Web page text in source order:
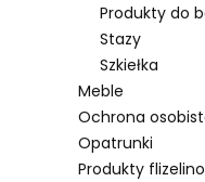
Produkty do
Stazy
Szkiełka
Meble
Ochrona
Opatrunki
Produkty